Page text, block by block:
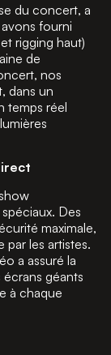
du concert, a
fourni
rigging haut)
de
nos
dans un
temps réel
Des
maximale,
par les artistes.
a assuré la
géants
à chaque